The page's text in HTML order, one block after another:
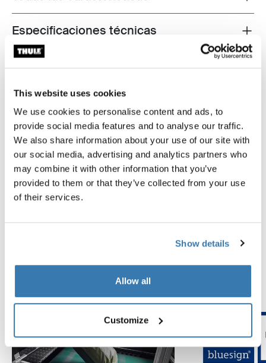
This website uses cookies
We use cookies to personalise content and ads, to
provide social media features and to analyse our traffic.
We also share information about your use of our site with
our social media, advertising and analytics partners who
may combine it with other information that you’ve
provided to them or that they’ve collected from your use
of their services.
Show details
Allow all
Customize
Toggle techspec
Especificaciones técnicas
Probados al límite
En el Thule Test Center™ de Hillerstorp, Suecia, los
productos se someten a pruebas extremas. Nuestras
bolsas están diseñadas para seguirte en todas tus
aventuras y mantener tus pertenencias organizadas y
continuación, se muestran algunos ejemplos de las
Explora el centro de pruebas de Thule